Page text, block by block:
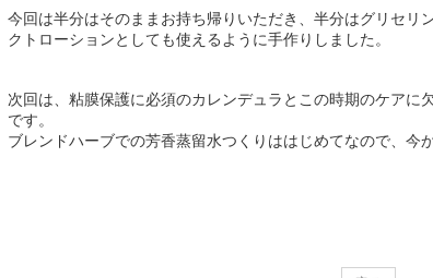
今回は半分はそのままお持ち帰りいただき、半分はグリセリ
クトローションとしても使えるように手作りしました。
次回は、粘膜保護に必須のカレンデュラとこの時期のケアに
です。
ブレンドハーブでの芳香蒸留水つくりははじめてなので、今